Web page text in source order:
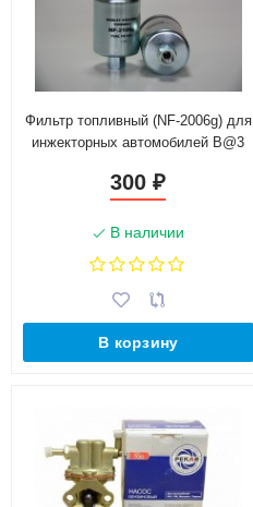
Фильтр топливный (NF-2006g) для
инжекторных автомобилей B@3
300₽
В наличии
В корзину